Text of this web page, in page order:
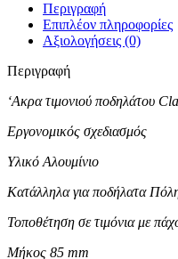
Περιγραφή
Επιπλέον πληροφορίες
Αξιολογήσεις (0)
Περιγραφή
‘Ακρα τιμονιού ποδηλάτου
Εργονομικός σχεδιασμός
Yλικό Αλουμίνιο
Κατάλληλα για ποδήλατα
Τοποθέτηση σε τιμόνια με
Μήκος 85 mm